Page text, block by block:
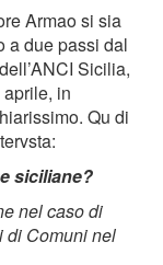
Armao si sia
a due passi dal
Sicilia,
in
Qu di
siciliane?
nel caso di
di Comuni nel